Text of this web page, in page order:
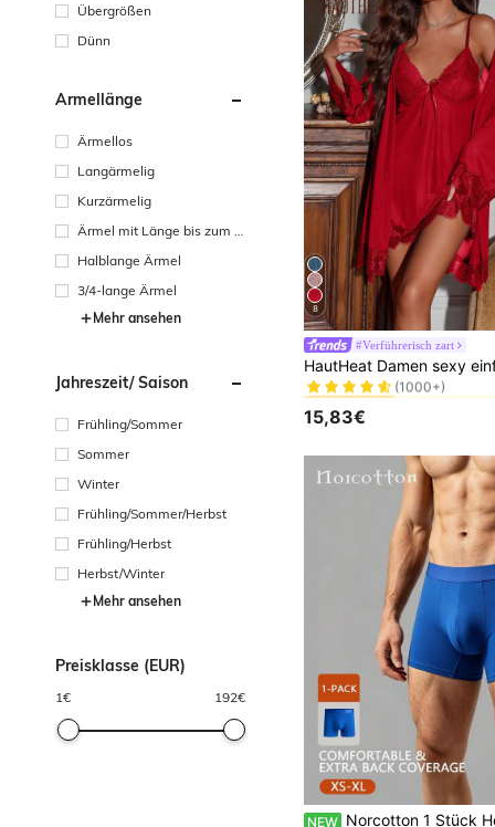
Übergrößen
Dünn
Ärmellänge
Ärmellos
Langärmelig
Kurzärmelig
Ärmel mit Länge bis zum H
Halblange Ärmel
3/4-lange Ärmel
Mehr ansehen
Jahreszeit/ Saison
Frühling/Sommer
Sommer
Winter
Frühling/Sommer/Herbst
Frühling/Herbst
Herbst/Winter
Mehr ansehen
Preisklasse (EUR)
1€ 192€
8
#Verführerisch zart
#1 Bestseller
(1000+)
#1 Bestseller
#1 Bestseller
#1 Bestseller
15,83€
NEW Norcotton 1 Stück Herren Boxer Shorts aus reiner